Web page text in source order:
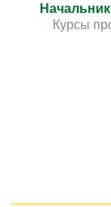
Курсы